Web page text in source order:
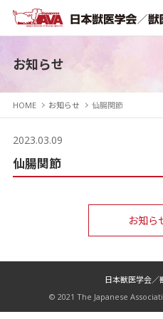
お知らせ
HOME お知らせ 仙腸関節
2023.03.09
仙腸関節
お知ら
日本獣医学会／
© 2021 The Japanese